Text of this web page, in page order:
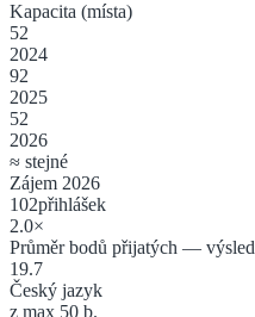
Kapacita (místa)
52
2024
92
2025
52
2026
≈ stejné
Zájem 2026
102přihlášek
2.0×
Průměr bodů přijatých —
19.7
Český jazyk
z max 50 b.